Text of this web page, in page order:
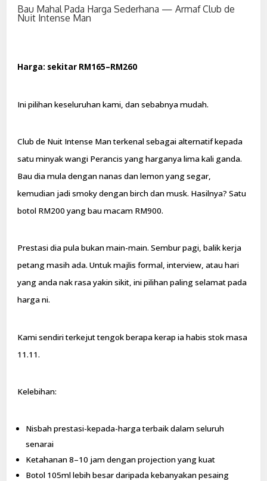
Bau Mahal Pada Harga Sederhana — Armaf Club de
Nuit Intense Man
Harga: sekitar RM165–RM260
Ini pilihan keseluruhan kami, dan sebabnya mudah.
Club de Nuit Intense Man terkenal sebagai alternatif kepada
satu minyak wangi Perancis yang harganya lima kali ganda.
Bau dia mula dengan nanas dan lemon yang segar,
kemudian jadi smoky dengan birch dan musk. Hasilnya? Satu
botol RM200 yang bau macam RM900.
Prestasi dia pula bukan main-main. Sembur pagi, balik kerja
petang masih ada. Untuk majlis formal, interview, atau hari
yang anda nak rasa yakin sikit, ini pilihan paling selamat pada
harga ni.
Kami sendiri terkejut tengok berapa kerap ia habis stok masa
11.11.
Kelebihan:
Nisbah prestasi-kepada-harga terbaik dalam seluruh
senarai
Ketahanan 8–10 jam dengan projection yang kuat
Botol 105ml lebih besar daripada kebanyakan pesaing